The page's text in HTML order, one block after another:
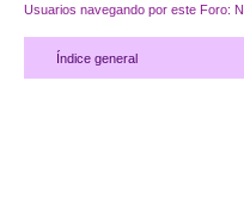
Usuarios navegando por este Foro:
Índice general